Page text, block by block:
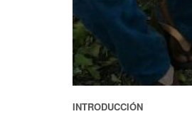
INTRODUCCIÓN